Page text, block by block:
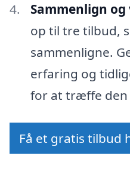
Sammenlign
op til tre tilbud,
sammenligne.
erfaring og
for at træffe den
Få et gratis tilbud